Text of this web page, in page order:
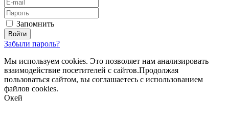
Запомнить
Забыли пароль?
Мы используем cookies. Это позволяет нам анализировать
взаимодействие посетителей с сайтов.Продолжая
пользоваться сайтом, вы соглашаетесь с использованием
файлов cookies.
Окей